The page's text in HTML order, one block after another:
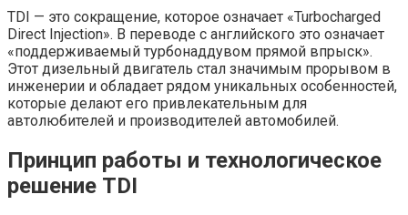
TDI — это сокращение, которое означает «Turbocharged
Direct Injection». В переводе с английского это означает
«поддерживаемый турбонаддувом прямой впрыск».
Этот дизельный двигатель стал значимым прорывом в
инженерии и обладает рядом уникальных особенностей,
которые делают его привлекательным для
автолюбителей и производителей автомобилей.
Принцип работы и технологическое
решение TDI